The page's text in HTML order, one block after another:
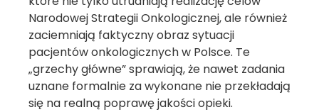
Narodowej Strategii Onkologicznej, ale również
zaciemniają faktyczny obraz sytuacji
pacjentów onkologicznych w Polsce. Te
„grzechy główne” sprawiają, że nawet zadania
uznane formalnie za wykonane nie przekładają
się na realną poprawę jakości opieki.